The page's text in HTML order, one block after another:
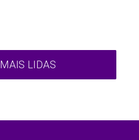
MAIS LIDAS